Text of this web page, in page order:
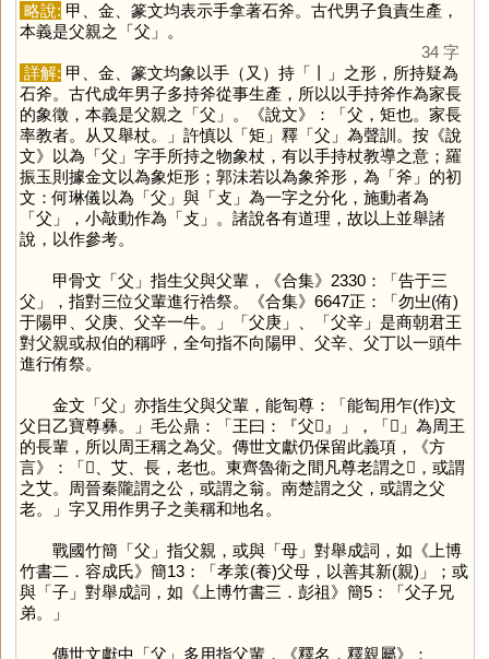
略說: 甲、金、篆文均表示手拿著石斧。古代男子負責生產，
本義是父親之「父 」。
34 字
詳解: 甲、金、篆文均象以手（又）持「
」之形，所持疑為
石斧。古代成年男子多持斧從事生產，所以以手持斧作為家長
的象徵，本義是父親之「父 」。《說文》：「父，矩也。家長
率教者。从又舉杖。」許慎以「矩 」釋「父 」為聲訓。按《說
文》以為「父 」字手所持之物象杖，有以手持杖教導之意；羅
振玉則據金文以為象炬形；郭沬若以為象斧形，為「斧 」的初
文：何琳儀以為「父 」與「攴 」為一字之分化，施動者為
「父 」，小敲動作為「攴 」。諸說各有道理，故以上並舉諸
說，以作參考。
甲骨文「父 」指生父與父輩，《合集》2330：「告于三
父」，指對三位父輩進行祰祭。《合集》6647正：「勿㞢(侑)
于陽甲、父庚、父辛一牛。」「父庚」、「父辛」是商朝君王
對父親或叔伯的稱呼，全句指不向陽甲、父辛、父丁以一頭牛
進行侑祭。
金文「父 」亦指生父與父輩，能匋尊：「能匋用乍(作)文
父日乙寶尊彝。」毛公鼎：「王曰：『父𢉩』」，「𢉩 」為周王
的長輩，所以周王稱之為父。傳世文獻仍保留此義項，《方
言》：「𠋢、艾、長，老也。東齊魯衛之間凡尊老謂之𠋢，或謂
之艾。周晉秦隴謂之公，或謂之翁。南楚謂之父，或謂之父
老。」字又用作男子之美稱和地名。
戰國竹簡「父 」指父親，或與「母」對舉成詞，如《上博
竹書二．容成氏》簡13：「孝羕(養)父母，以善其新(親)」；或
與「子」對舉成詞，如《上博竹書三．彭祖》簡5：「父子兄
弟。」
傳世文獻中「父 」多用指父輩，《釋名．釋親屬》：